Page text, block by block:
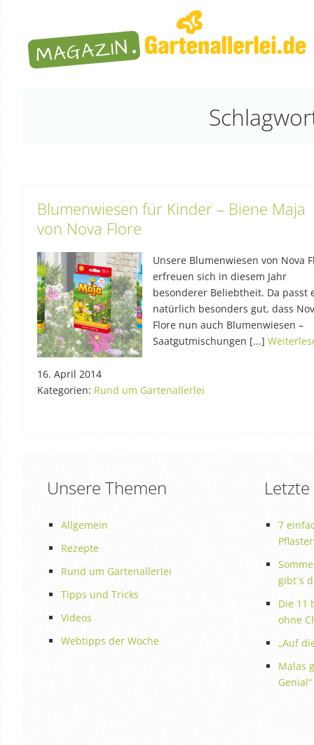
Blumenwiesen für Kinder – Biene Maja
von Nova Flore
Unsere Blumenwiesen von Nova
erfreuen sich in diesem Jahr
besonderer Beliebtheit. Da passt
natürlich besonders gut, dass
Flore nun auch Blumenwiesen –
Saatgutmischungen [...]
16. April 2014
Kategorien: Rund um Gartenallerlei
Unsere Themen
Allgemein
Rezepte
Rund um Gartenallerlei
Tipps und Tricks
Videos
Webtipps der Woche
7
gibt´s
Die 11
ohne
„Auf
Malas
Genial“